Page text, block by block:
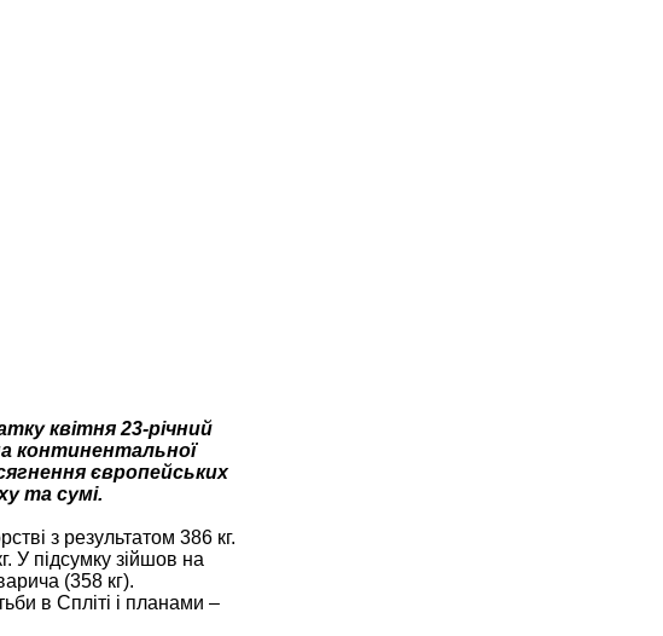
квітня 23-річний
континентальної
європейських
та сумі.
з результатом 386 кг.
У підсумку зійшов на
(358 кг).
в Спліті і планами –